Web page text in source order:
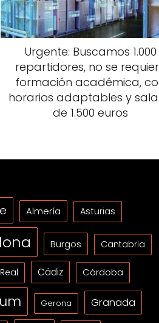
Urgente: Buscamos 1.000
repartidores, no se
formación académica,
horarios adaptables y
de 1.500 euros
Almería Asturias
Burgos Cantabria
Cádiz Córdoba
Gerona Granada